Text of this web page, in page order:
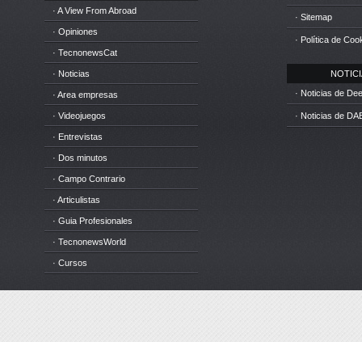
· A View From Abroad
· Opiniones
· TecnonewsCat
· Noticias
· Area empresas
· Videojuegos
· Entrevistas
· Dos minutos
· Campo Contrario
· Articulistas
· Guia Profesionales
· TecnonewsWorld
· Cursos
· Sitemap
· Política de
· Noticias de
· Noticias de